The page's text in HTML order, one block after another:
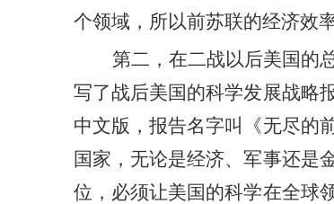
个领域，所以前苏联的经济效
第二，在二战以后美国的
写了战后美国的科学发展战略
中文版，报告名字叫《无尽的
国家，无论是经济、军事还是
位，必须让美国的科学在全球